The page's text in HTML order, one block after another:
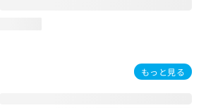
もっと見る